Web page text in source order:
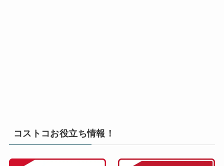
コストコお役立ち情報！